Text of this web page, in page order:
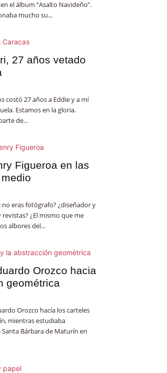
el álbum “Asalto Navideño”.
mucho su...
27 años vetado
costó 27 años a Eddie y a mí
Estamos en la gloria.
de...
Figueroa en las
no eras fotógrafo? ¿diseñador y
¿El mismo que me
albores del...
Orozco hacia
geométrica
Orozco hacía los carteles
mientras estudiaba
Bárbara de Maturín en